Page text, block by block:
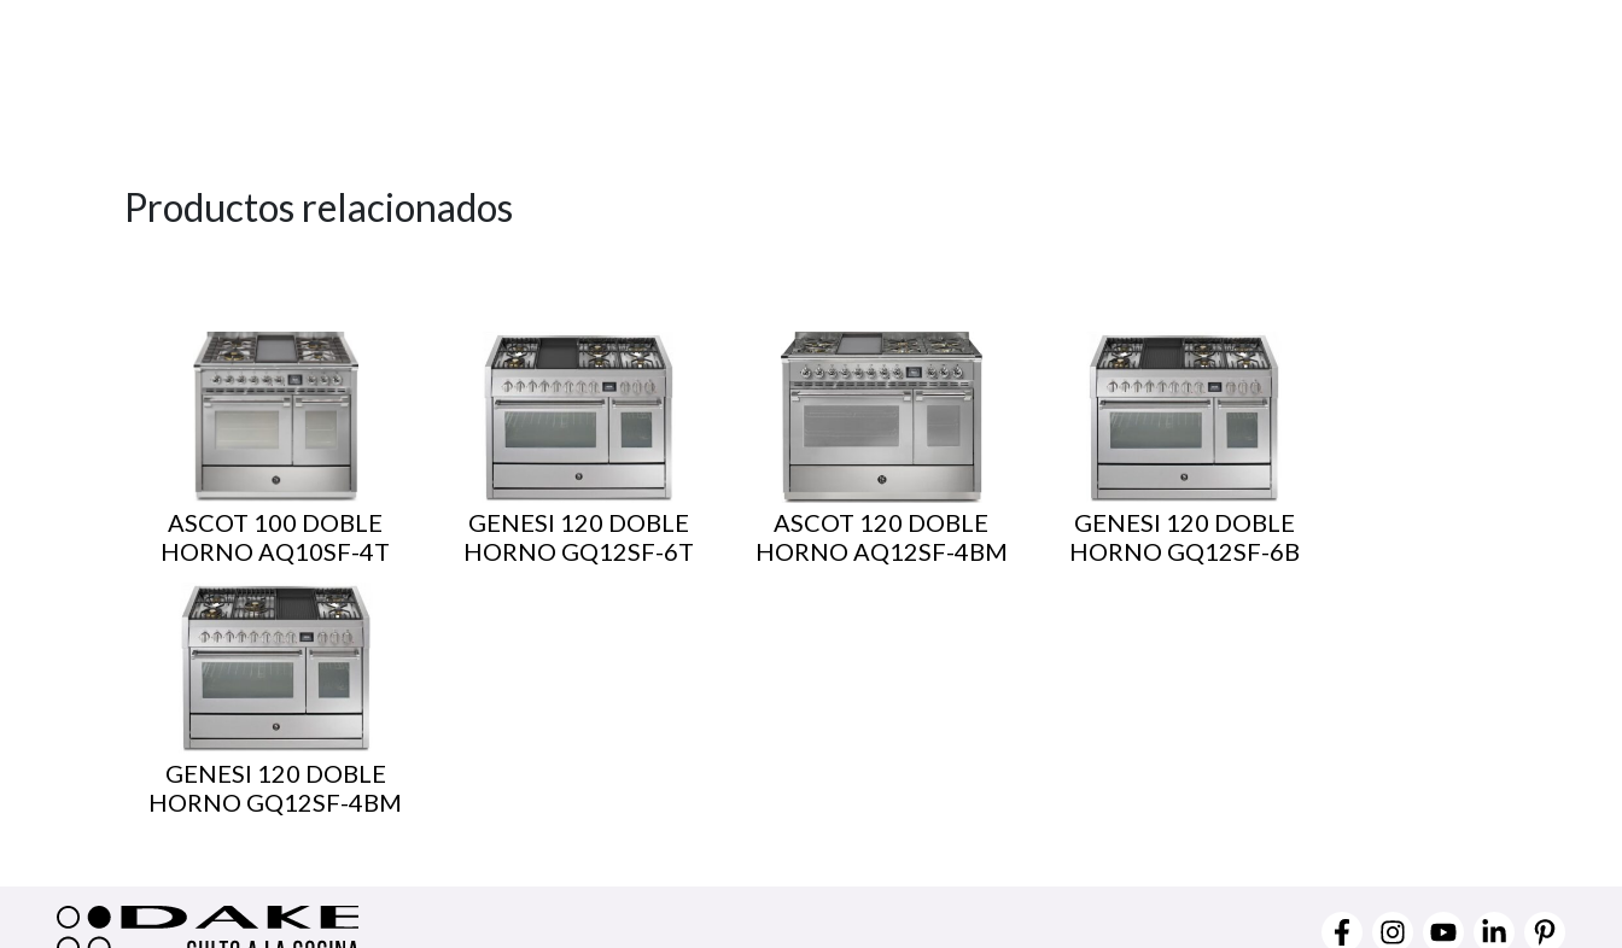
Productos relacionados
ASCOT 100 DOBLE
HORNO AQ10SF-4T
GENESI 120 DOBLE
HORNO GQ12SF-6T
ASCOT 120 DOBLE
HORNO AQ12SF-4BM
GENESI 120 DOBLE
HORNO GQ12SF-6B
GENESI 120 DOBLE
HORNO GQ12SF-4BM